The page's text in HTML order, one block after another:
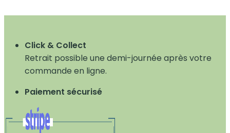
Click & Collect
Retrait possible une demi-journée après votre
commande en ligne.
Paiement sécurisé